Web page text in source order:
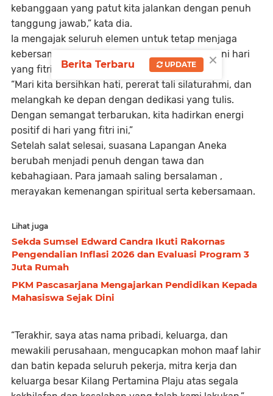
kebanggaan yang patut kita jalankan dengan penuh
tanggung jawab,” kata dia.
Ia mengajak seluruh elemen untuk tetap menjaga
kebersamaan dan kekompakan dalam menjalani hari
yang fitri.
“Mari kita bersihkan hati, pererat tali silaturahmi, dan
melangkah ke depan dengan dedikasi yang tulis.
Dengan semangat terbarukan, kita hadirkan energi
positif di hari yang fitri ini,”
Setelah salat selesai, suasana Lapangan Aneka
berubah menjadi penuh dengan tawa dan
kebahagiaan. Para jamaah saling bersalaman ,
merayakan kemenangan spiritual serta kebersamaan.
Lihat juga
Sekda Sumsel Edward Candra Ikuti Rakornas
Pengendalian Inflasi 2026 dan Evaluasi Program 3
Juta Rumah
PKM Pascasarjana Mengajarkan Pendidikan Kepada
Mahasiswa Sejak Dini
“Terakhir, saya atas nama pribadi, keluarga, dan
mewakili perusahaan, mengucapkan mohon maaf lahir
dan batin kepada seluruh pekerja, mitra kerja dan
keluarga besar Kilang Pertamina Plaju atas segala
×
Berita Terbaru UPDATE